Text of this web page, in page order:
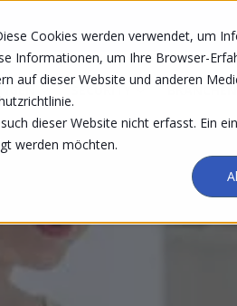
Cookies werden verwendet, um
Informationen, um Ihre Browser-
auf dieser Website und anderen
dieser Website nicht erfasst. Ein
werden möchten.
SECURITY BRANCHEN